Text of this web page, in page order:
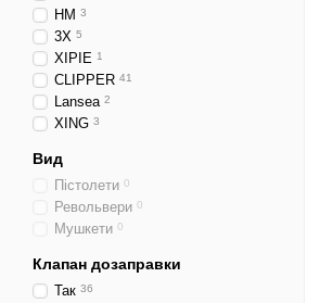
HM 3
3X 5
XIPIE 1
CLIPPER 41
Lansea 2
XING 3
Вид
Пістолети 0
Револьвери 0
Мушкети 0
Клапан дозаправки
Так 36